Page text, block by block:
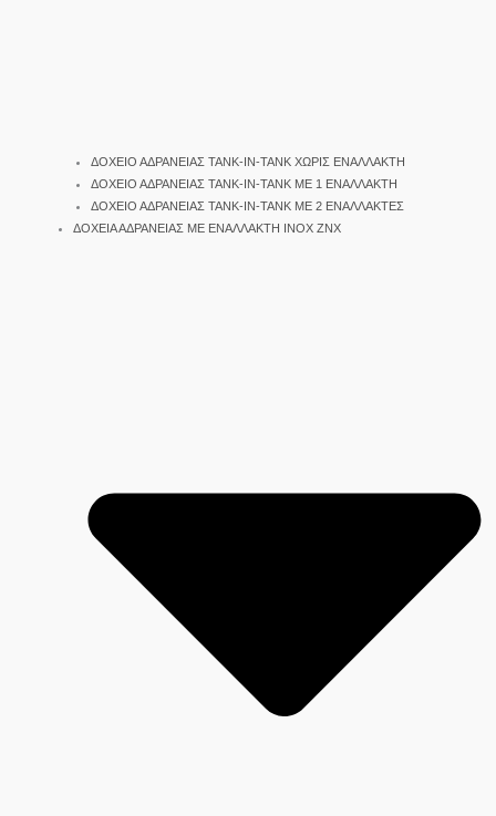
ΔΟΧΕΙΟ ΑΔΡΑΝΕΙΑΣ TANK-IN-TANK ΧΩΡΙΣ ΕΝΑΛΛΑΚΤΗ
ΔΟΧΕΙΟ ΑΔΡΑΝΕΙΑΣ TANK-IN-TANK ΜΕ 1 ΕΝΑΛΛΑΚΤΗ
ΔΟΧΕΙΟ ΑΔΡΑΝΕΙΑΣ TANK-IN-TANK ΜΕ 2 ΕΝΑΛΛΑΚΤΕΣ
ΔΟΧΕΙΑ ΑΔΡΑΝΕΙΑΣ ΜΕ ΕΝΑΛΛΑΚΤΗ INOX ΖΝΧ